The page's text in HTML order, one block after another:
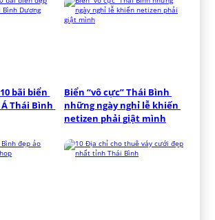
bãi biển
Thái Bình
Biển “vô cực” Thái Bình
những ngày nghỉ lễ khiến
netizen phải giật mình